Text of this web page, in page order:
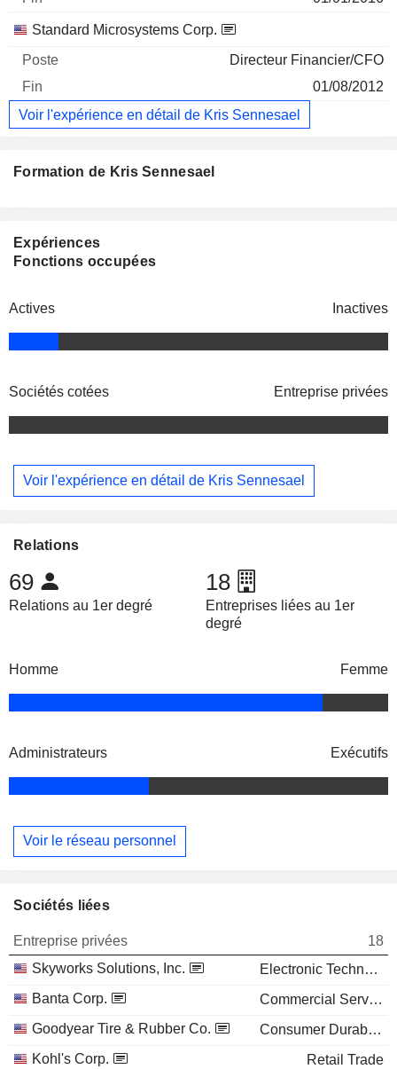
Standard Microsystems Corp.
Directeur Financier/CFO
01/08/2012
Voir l'expérience en détail de Kris Sennesael
Formation de Kris Sennesael
Expériences
Fonctions occupées
Actives Inactives
Sociétés cotées Entreprise privées
Voir l'expérience en détail de Kris Sennesael
Relations
69
Relations au 1er degré
18
Entreprises liées au 1er
degré
Homme Femme
Administrateurs Exécutifs
Voir le réseau personnel
Sociétés liées
Entreprise privées
18
Skyworks Solutions, Inc.
Electronic Technology
Banta Corp.
Commercial Services
Goodyear Tire & Rubber Co.
Consumer Durables
Kohl's Corp.
Retail Trade